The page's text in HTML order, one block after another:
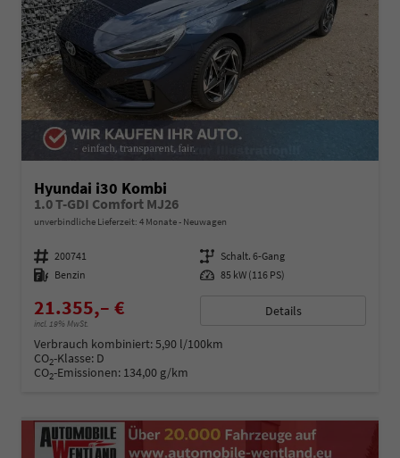
Hyundai i30 Kombi
1.0 T-GDI Comfort MJ26
unverbindliche Lieferzeit: 4 Monate Neuwagen
Fahrzeugnummer 200741 Getriebe Schalt. 6-Gang
Kraftstoff Benzin Leistung 85 kW (116 PS)
21.355,– €
incl. 19% MwSt.
Details
Verbrauch kombiniert:5,90 l/100km
CO2-Klasse: D
CO2-Emissionen: 134,00 g/km